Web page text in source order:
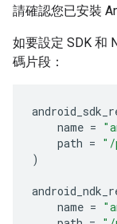
請確認您已安裝
如要設定 SDK 和
碼片段：
name =
path = "/
)
name =